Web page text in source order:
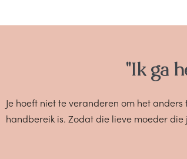
"Ik ga
Je hoeft niet te veranderen om het
handbereik is. Zodat die lieve moeder